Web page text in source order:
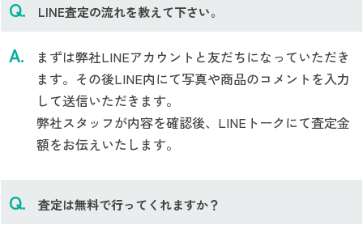
LINE査定の流れを教えて下さい。
まずは弊社LINEアカウントと友だちになっていただき
ます。その後LINE内にて写真や商品のコメントを入力
して送信いただきます。
弊社スタッフが内容を確認後、LINEトークにて査定金
額をお伝えいたします。
査定は無料で行ってくれますか？